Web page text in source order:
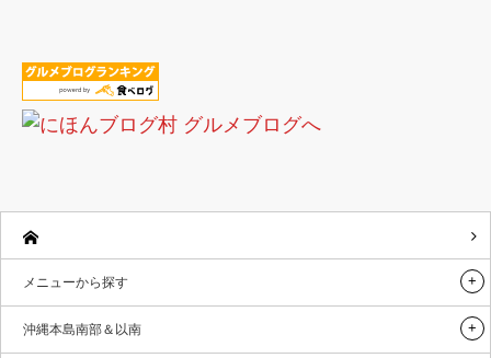
メニューから探す
沖縄本島南部＆以南